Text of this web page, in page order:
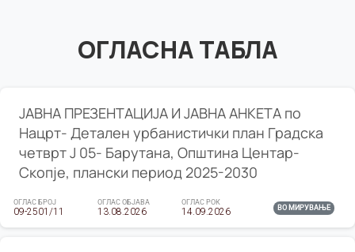
ОГЛАСНА ТАБЛА
ЈАВНА ПРЕЗЕНТАЦИЈА И ЈАВНА АНКЕТА по
Нацрт- Детален урбанистички план Градска
четврт Ј 05- Барутана, Општина Центар-
Скопје, плански период 2025-2030
ОГЛАС БРОЈ
09-2501/11
ОГЛАС ОБЈАВА
13.08.2026
ОГЛАС РОК
14.09.2026 ВО МИРУВАЊЕ